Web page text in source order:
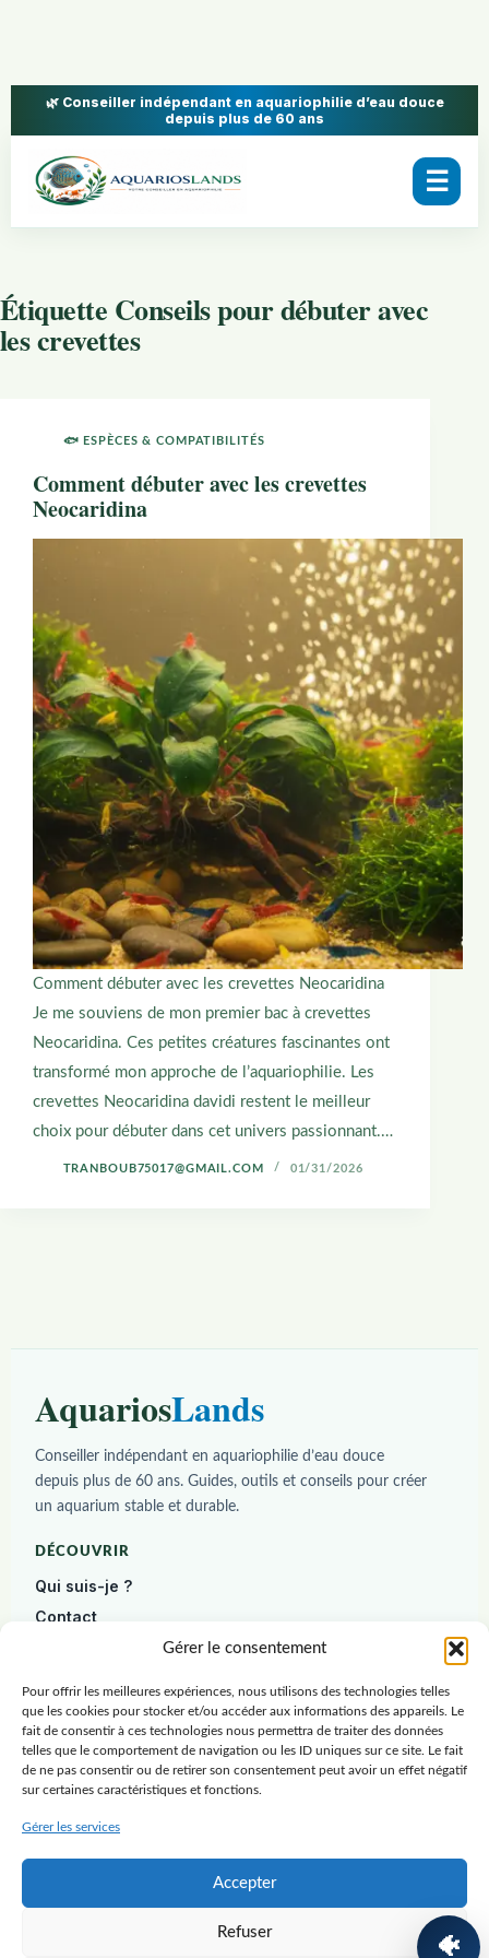
Gérer le consentement
Pour offrir les meilleures expériences, nous utilisons des technologies telles
que les cookies pour stocker et/ou accéder aux informations des appareils. Le
fait de consentir à ces technologies nous permettra de traiter des données
telles que le comportement de navigation ou les ID uniques sur ce site. Le fait
de ne pas consentir ou de retirer son consentement peut avoir un effet négatif
sur certaines caractéristiques et fonctions.
Gérer les services
Accepter
Refuser
🌿 Conseiller indépendant en aquariophilie d’eau douce
depuis plus de 60 ans
☰
Étiquette Conseils pour débuter avec
les crevettes
🐟 ESPÈCES & COMPATIBILITÉS
Comment débuter avec les crevettes
Neocaridina
Comment débuter avec les crevettes Neocaridina
Je me souviens de mon premier bac à crevettes
Neocaridina. Ces petites créatures fascinantes ont
transformé mon approche de l’aquariophilie. Les
crevettes Neocaridina davidi restent le meilleur
choix pour débuter dans cet univers passionnant.…
TRANBOUB75017@GMAIL.COM 01/31/2026
AquariosLands
Conseiller indépendant en aquariophilie d’eau douce
depuis plus de 60 ans. Guides, outils et conseils pour créer
un aquarium stable et durable.
DÉCOUVRIR
Qui suis-je ?
Contact
Diagnostic gratuit
DÉBUTER
Construire un aquarium
Poissons
Plantes
Crevettes
Blog
🐠